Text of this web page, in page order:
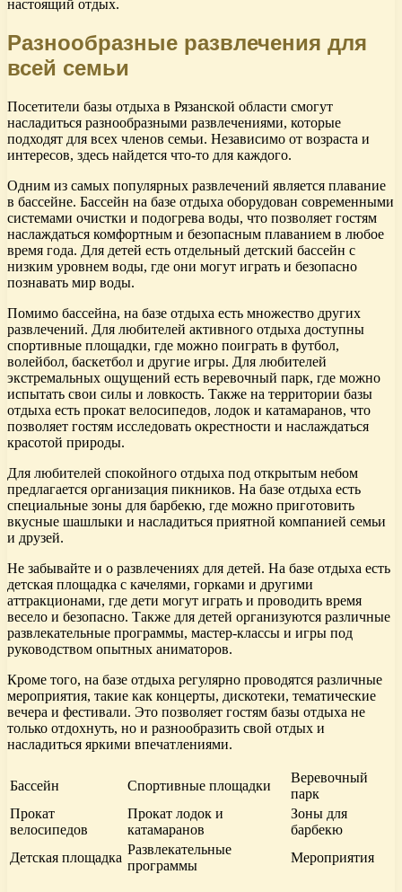
настоящий отдых.
Разнообразные развлечения для
всей семьи
Посетители базы отдыха в Рязанской области смогут
насладиться разнообразными развлечениями, которые
подходят для всех членов семьи. Независимо от возраста и
интересов, здесь найдется что-то для каждого.
Одним из самых популярных развлечений является плавание
в бассейне. Бассейн на базе отдыха оборудован современными
системами очистки и подогрева воды, что позволяет гостям
наслаждаться комфортным и безопасным плаванием в любое
время года. Для детей есть отдельный детский бассейн с
низким уровнем воды, где они могут играть и безопасно
познавать мир воды.
Помимо бассейна, на базе отдыха есть множество других
развлечений. Для любителей активного отдыха доступны
спортивные площадки, где можно поиграть в футбол,
волейбол, баскетбол и другие игры. Для любителей
экстремальных ощущений есть веревочный парк, где можно
испытать свои силы и ловкость. Также на территории базы
отдыха есть прокат велосипедов, лодок и катамаранов, что
позволяет гостям исследовать окрестности и наслаждаться
красотой природы.
Для любителей спокойного отдыха под открытым небом
предлагается организация пикников. На базе отдыха есть
специальные зоны для барбекю, где можно приготовить
вкусные шашлыки и насладиться приятной компанией семьи
и друзей.
Не забывайте и о развлечениях для детей. На базе отдыха есть
детская площадка с качелями, горками и другими
аттракционами, где дети могут играть и проводить время
весело и безопасно. Также для детей организуются различные
развлекательные программы, мастер-классы и игры под
руководством опытных аниматоров.
Кроме того, на базе отдыха регулярно проводятся различные
мероприятия, такие как концерты, дискотеки, тематические
вечера и фестивали. Это позволяет гостям базы отдыха не
только отдохнуть, но и разнообразить свой отдых и
насладиться яркими впечатлениями.
Бассейн Спортивные площадки
Веревочный
парк
Прокат
велосипедов
Прокат лодок и
катамаранов
Зоны для
барбекю
Детская площадка
Развлекательные
программы
Мероприятия